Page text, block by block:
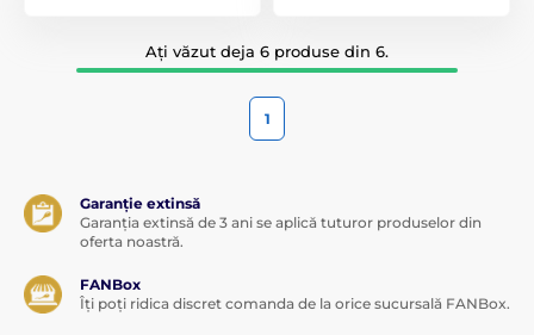
Ați văzut deja 6 produse din 6.
1
Garanție extinsă
Garanția extinsă de 3 ani se aplică tuturor produselor din
oferta noastră.
FANBox
Îți poți ridica discret comanda de la orice sucursală FANBox.